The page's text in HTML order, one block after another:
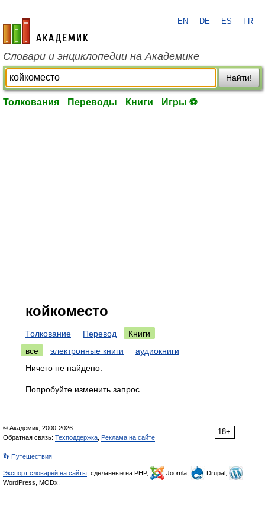
academic.ru
EN DE ES FR
Словари и энциклопедии на Академике
Найти!
Толкования Переводы Книги Игры ⚽
койкоместо
Толкование Перевод
Книги
все
электронные книги
аудиокниги
Ничего не найдено.
Попробуйте изменить запрос
18+
© Академик, 2000-2026
Обратная связь: Техподдержка Реклама на сайте
👣 Путешествия
Экспорт словарей на сайты , сделанные на PHP, Joomla,
Drupal,
WordPress, MODx.